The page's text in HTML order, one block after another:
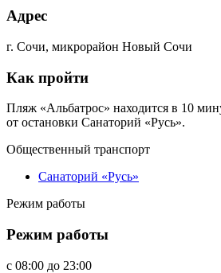
Адрес
г. Сочи, микрорайон Новый Сочи
Как пройти
Пляж «Альбатрос» находится в 10
от остановки Санаторий «Русь».
Общественный транспорт
Санаторий «Русь»
Режим работы
Режим работы
c 08:00 до 23:00